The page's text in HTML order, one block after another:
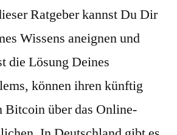
Ratgeber kannst Du Dir
Wissens aneignen und
die Lösung Deines
können ihren künftig
Bitcoin über das Online-